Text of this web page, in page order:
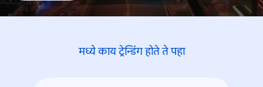
मध्ये काय ट्रेन्डिंंग होते ते पहा